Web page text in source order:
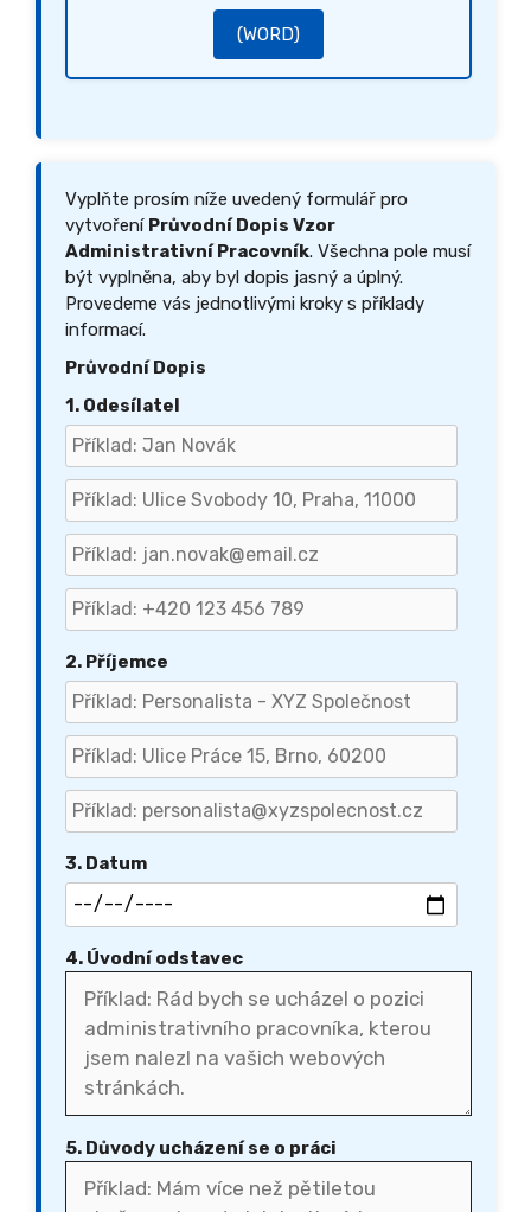
(WORD)
Vyplňte prosím níže uvedený formulář pro
vytvoření Průvodní Dopis Vzor
Administrativní Pracovník. Všechna pole musí
být vyplněna, aby byl dopis jasný a úplný.
Provedeme vás jednotlivými kroky s příklady
informací.
Průvodní Dopis
1. Odesílatel
2. Příjemce
3. Datum
4. Úvodní odstavec
5. Důvody ucházení se o práci